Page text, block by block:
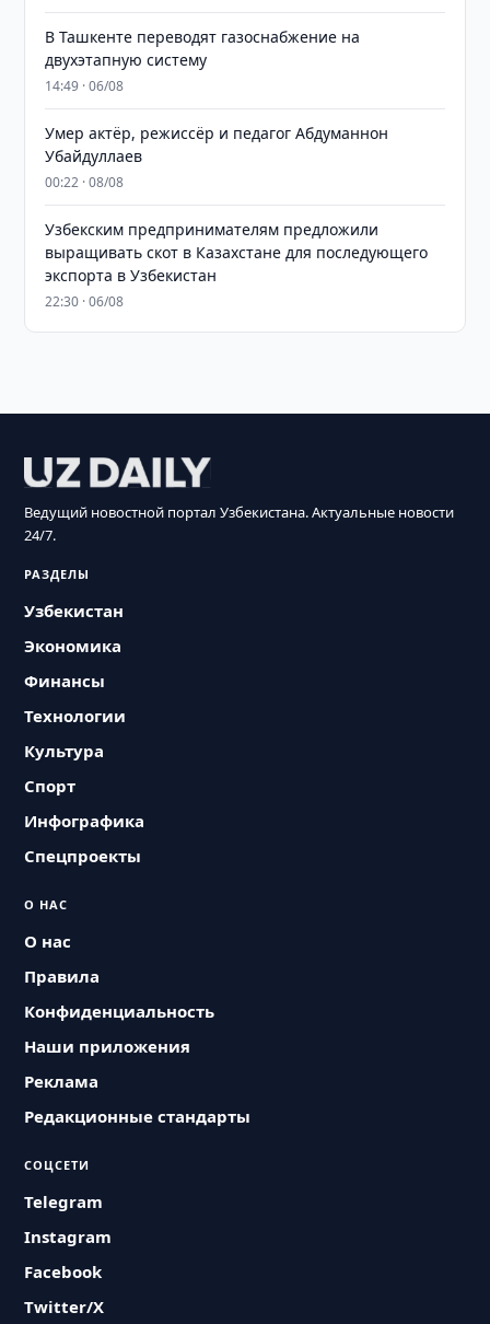
В Ташкенте переводят газоснабжение на
двухэтапную систему
14:49 · 06/08
Умер актёр, режиссёр и педагог Абдуманнон
Убайдуллаев
00:22 · 08/08
Узбекским предпринимателям предложили
выращивать скот в Казахстане для последующего
экспорта в Узбекистан
22:30 · 06/08
Ведущий новостной портал Узбекистана. Актуальные новости
24/7.
РАЗДЕЛЫ
Узбекистан
Экономика
Финансы
Технологии
Культура
Спорт
Инфографика
Спецпроекты
О НАС
О нас
Правила
Конфиденциальность
Наши приложения
Реклама
Редакционные стандарты
СОЦСЕТИ
Telegram
Instagram
Facebook
Twitter/X